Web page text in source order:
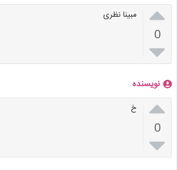

0

مبینا نظری
نویسنده

0

خ